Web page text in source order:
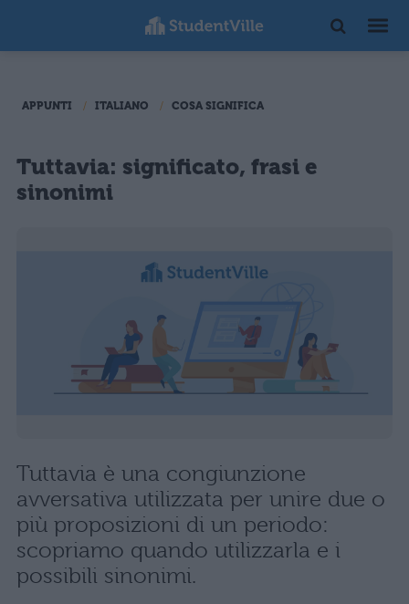
APPUNTI ITALIANO COSA SIGNIFICA
Tuttavia: significato, frasi e
sinonimi
Tuttavia è una congiunzione
avversativa utilizzata per unire due o
più proposizioni di un periodo:
scopriamo quando utilizzarla e i
possibili sinonimi.